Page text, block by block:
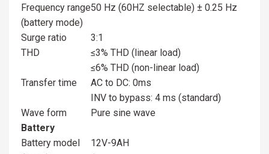
Frequency range
(battery mode)
50 Hz (60HZ selectable) ± 0.25 Hz
Surge ratio
3:1
THD
≤3% THD (linear load)
≤6% THD (non-linear load)
Transfer time
AC to DC: 0ms
INV to bypass: 4 ms (standard)
Wave form
Pure sine wave
Battery
Battery model
12V-9AH